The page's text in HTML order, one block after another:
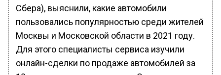
Сбера), выяснили, какие автомобили
пользовались популярностью среди жителей
Москвы и Московской области в 2021 году.
Для этого специалисты сервиса изучили
онлайн-сделки по продаже автомобилей за